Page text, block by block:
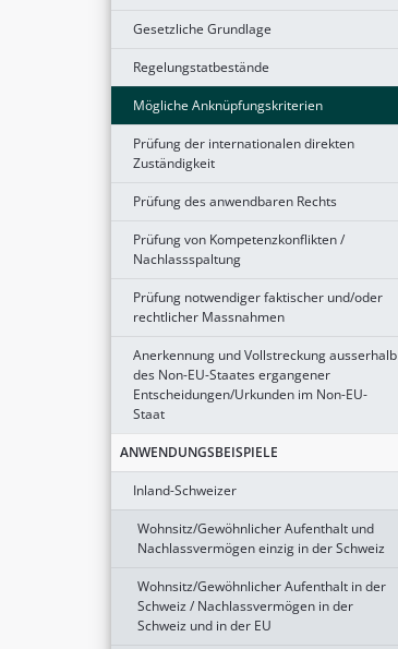
Gesetzliche Grundlage
Regelungstatbestände
Mögliche Anknüpfungskriterien
Prüfung der internationalen direkten
Zuständigkeit
Prüfung des anwendbaren Rechts
Prüfung von Kompetenzkonflikten /
Nachlassspaltung
Prüfung notwendiger faktischer und/oder
rechtlicher Massnahmen
Anerkennung und Vollstreckung ausserhalb
des Non-EU-Staates ergangener
Entscheidungen/Urkunden im Non-EU-
Staat
ANWENDUNGSBEISPIELE
Inland-Schweizer
Wohnsitz/Gewöhnlicher Aufenthalt und
Nachlassvermögen einzig in der Schweiz
Wohnsitz/Gewöhnlicher Aufenthalt in der
Schweiz / Nachlassvermögen in der
Schweiz und in der EU